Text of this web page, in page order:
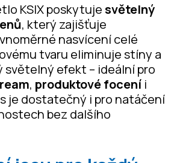
KSIX poskytujesvětelný
, který zajišťuje
nasvícení celé
tvaru eliminuje stíny a
světelný efekt – ideální pro
, produktové focení i
je dostatečný i pro natáčení
bez dalšího